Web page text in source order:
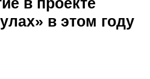
в этом году